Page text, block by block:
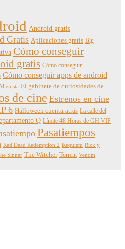
Android gratis
Gratis Aplicaciones gratis Big
Cómo conseguir
gratis Cómo conseguir
Cómo conseguir apps de android
El gabinete de curiosidades de
de cine Estrenos en cine
6 Halloween cuenta atrás La calle del
Q Límite 48 Horas de GH VIP
Pasatiempos
Red Dead Redemption 2 Requiem Rick y
Sinner The Witcher Torrent Venom